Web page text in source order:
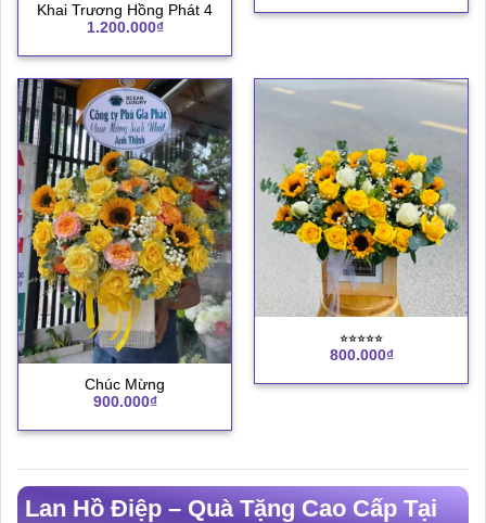
Khai Trương Hồng Phát 4
1.200.000₫
Chúc Mừng
900.000₫
⭐︎⭐︎⭐︎⭐︎⭐︎
800.000₫
Lan Hồ Điệp – Quà Tặng Cao Cấp Tại